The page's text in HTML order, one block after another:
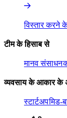
विस्तार करने
टीम के हिसाब से​​
मानव संसाधन​​
व्यवसाय के आकार के
स्टार्टअप​​मिड-